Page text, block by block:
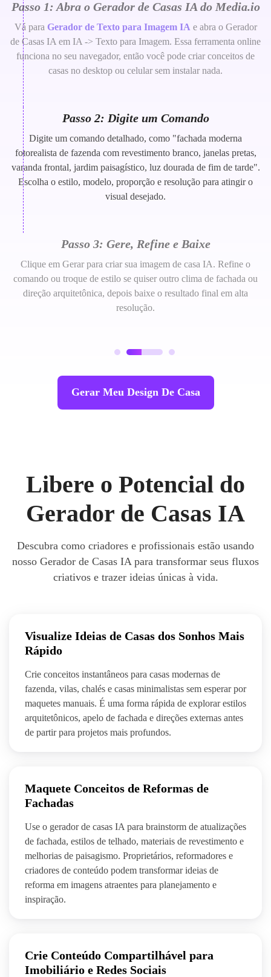
Passo 1: Abra o Gerador de Casas IA do Media.io
Vá para Gerador de Texto para Imagem IA e abra o Gerador
de Casas IA em IA -> Texto para Imagem. Essa ferramenta online
funciona no seu navegador, então você pode criar conceitos de
casas no desktop ou celular sem instalar nada.
Passo 2: Digite um Comando
Digite um comando detalhado, como "fachada moderna
fotorealista de fazenda com revestimento branco, janelas pretas,
varanda frontal, jardim paisagístico, luz dourada de fim de tarde".
Escolha o estilo, modelo, proporção e resolução para atingir o
visual desejado.
Passo 3: Gere, Refine e Baixe
Clique em Gerar para criar sua imagem de casa IA. Refine o
comando ou troque de estilo se quiser outro clima de fachada ou
direção arquitetônica, depois baixe o resultado final em alta
resolução.
Gerar Meu Design De Casa
Libere o Potencial do
Gerador de Casas IA
Descubra como criadores e profissionais estão usando
nosso Gerador de Casas IA para transformar seus fluxos
criativos e trazer ideias únicas à vida.
Visualize Ideias de Casas dos Sonhos Mais
Rápido
Crie conceitos instantâneos para casas modernas de
fazenda, vilas, chalés e casas minimalistas sem esperar por
maquetes manuais. É uma forma rápida de explorar estilos
arquitetônicos, apelo de fachada e direções externas antes
de partir para projetos mais profundos.
Maquete Conceitos de Reformas de
Fachadas
Use o gerador de casas IA para brainstorm de atualizações
de fachada, estilos de telhado, materiais de revestimento e
melhorias de paisagismo. Proprietários, reformadores e
criadores de conteúdo podem transformar ideias de
reforma em imagens atraentes para planejamento e
inspiração.
Crie Conteúdo Compartilhável para
Imobiliário e Redes Sociais